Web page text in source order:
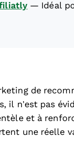
— Idéal
de
il n’est pas
et à
une réelle